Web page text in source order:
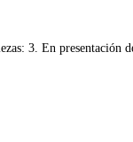
3. En presentación